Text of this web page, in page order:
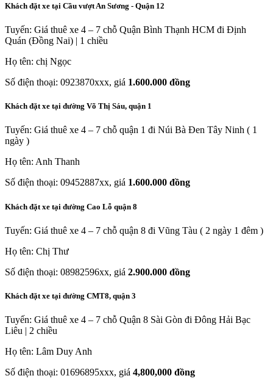
Khách đặt xe tại Cầu vượt An Sương - Quận 12
Tuyến: Giá thuê xe 4 – 7 chỗ Quận Bình Thạnh HCM đi Định
Quán (Đồng Nai) | 1 chiều
Họ tên: chị Ngọc
Số điện thoại: 0923870xxx, giá 1.600.000 đồng
Khách đặt xe tại đường Võ Thị Sáu, quận 1
Tuyến: Giá thuê xe 4 – 7 chỗ quận 1 đi Núi Bà Đen Tây Ninh ( 1
ngày )
Họ tên: Anh Thanh
Số điện thoại: 09452887xx, giá 1.600.000 đồng
Khách đặt xe tại đường Cao Lỗ quận 8
Tuyến: Giá thuê xe 4 – 7 chỗ quận 8 đi Vũng Tàu ( 2 ngày 1 đêm )
Họ tên: Chị Thư
Số điện thoại: 08982596xx, giá 2.900.000 đồng
Khách đặt xe tại đường CMT8, quận 3
Tuyến: Giá thuê xe 4 – 7 chỗ Quận 8 Sài Gòn đi Đông Hải Bạc
Liêu | 2 chiều
Họ tên: Lâm Duy Anh
Số điện thoại: 01696895xxx, giá 4,800,000 đồng